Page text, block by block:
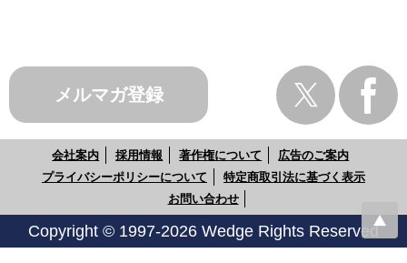
メルマガ登録
会社案内 採用情報 著作権について
広告のご案内
プライバシーポリシーについて
特定商取引法に基づく表示
お問い合わせ
Copyright © 1997-2026 Wedge Rights Reserved